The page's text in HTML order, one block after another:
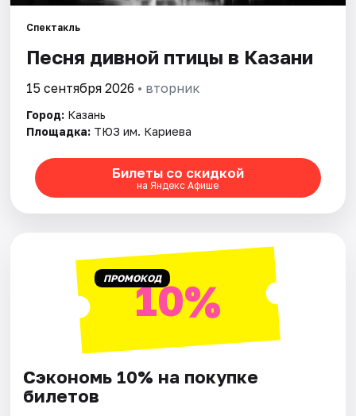
Города
Площадки
Рейтинги
Спектакль
Песня дивной птицы в Казани
15 сентября 2026 • вторник
Город: Казань
Площадка: ТЮЗ им. Кариева
Билеты со скидкой
на Яндекс Афише
ПРОМОКОД10%
Сэкономь 10% на покупке
билетов